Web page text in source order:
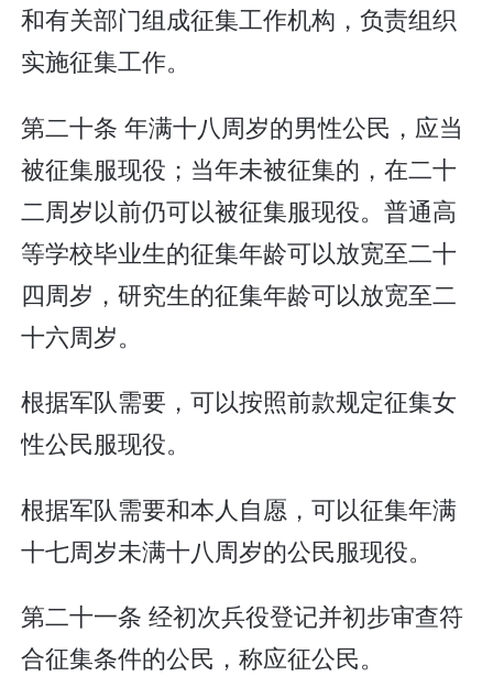
和有关部门组成征集工作机构，负责组织
实施征集工作。
第二十条 年满十八周岁的男性公民，应当
被征集服现役；当年未被征集的，在二十
二周岁以前仍可以被征集服现役。普通高
等学校毕业生的征集年龄可以放宽至二十
四周岁，研究生的征集年龄可以放宽至二
十六周岁。
根据军队需要，可以按照前款规定征集女
性公民服现役。
根据军队需要和本人自愿，可以征集年满
十七周岁未满十八周岁的公民服现役。
第二十一条 经初次兵役登记并初步审查符
合征集条件的公民，称应征公民。